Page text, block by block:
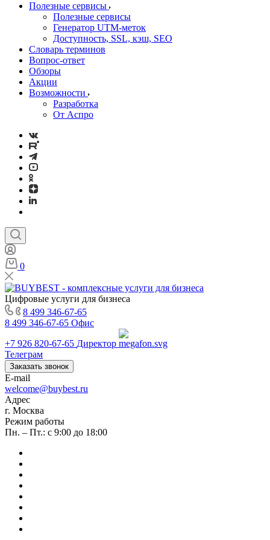
Полезные сервисы
Полезные сервисы
Генератор UTM‑меток
Доступность, SSL, кэш, SEO
Словарь терминов
Вопрос-ответ
Обзоры
Акции
Возможности
Разработка
От Аспро
0
Цифровые услуги для бизнеса
8 499 346-67-65
8 499 346-67-65 Офис
+7 926 820-67-65 Директор
Телеграм
Заказать звонок
E-mail
welcome@buybest.ru
Адрес
г. Москва
Режим работы
Пн. – Пт.: с 9:00 до 18:00